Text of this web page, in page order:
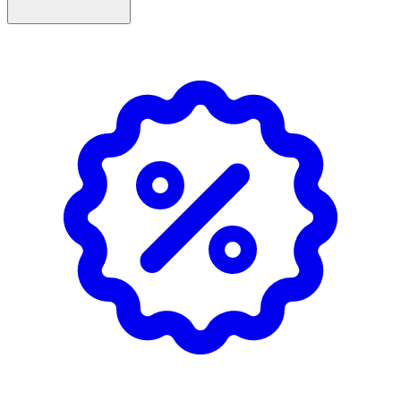
- Förvaras upprätt, ståendes, i rumstemperatur. Undvik
direkt solljus eller närhet till värmekälla.
Aqua (Water), Alcohol Denat., Parfum (Fragrance), PEG-40
Hydrogenated Castor Oil, Butylene Glycol, Panthenol,
Helianthus Annuus (Sunflower) Seed Extract, Sorbitol,
Hydrolyzed Vegetable Protein, Hydrolyzed Pea Protein,
Algae Extract, Phenoxyethanol, Potassium Sorbate,
Sodium Benzoate, Sodium Methoxy PEG-16
Maleate/Styrene Sulfonate Copolymer, Tetramethyl
Acetyloctahydronaphthalenes, Linalyl Acetate,
Pogostemon Cablin (Patchouli) Oil.